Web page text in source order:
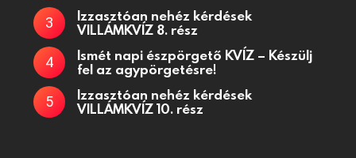
Izzasztóan nehéz kérdések
VILLÁMKVÍZ 8. rész
Ismét napi észpörgető KVÍZ – Készülj
fel az agypörgetésre!
Izzasztóan nehéz kérdések
VILLÁMKVÍZ 10. rész